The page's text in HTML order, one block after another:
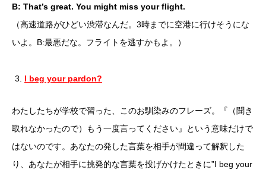
B: That’s great. You might miss your flight.
（高速道路がひどい渋滞なんだ。3時までに空港に行けそうにな
いよ。B:最悪だな。フライトを逃すかもよ。）
I beg your pardon?
わたしたちが学校で習った、このお馴染みのフレーズ。『（聞き
取れなかったので）もう一度言ってください』という意味だけで
はないのです。あなたの発した言葉を相手が間違って解釈した
り、あなたが相手に挑発的な言葉を投げかけたときに”I beg your